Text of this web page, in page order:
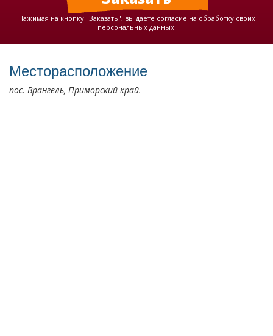
Нажимая на кнопку "Заказать", вы даете согласие на обработку своих
персональных данных.
Месторасположение
пос. Врангель, Приморский край.